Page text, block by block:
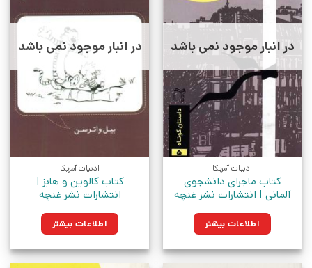
در انبار موجود نمی باشد
ادبیات آمریکا
کتاب ماجرای دانشجوی
آلمانی | انتشارات نشر غنچه
اطلاعات بیشتر
در انبار موجود نمی باشد
ادبیات آمریکا
کتاب کالوین و هابز |
انتشارات نشر غنچه
اطلاعات بیشتر